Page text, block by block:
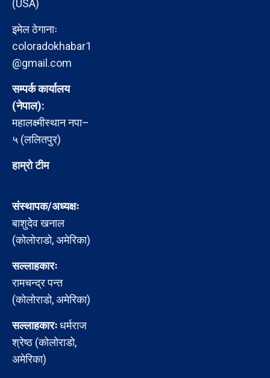
(USA)
इमेल ठेगानाः
coloradokhabar1
@gmail.com
सम्पर्क कार्यालय
(नेपाल):
महालक्ष्मीस्थान नपा–
५ (ललितपुर)
हाम्रो टीम
संस्थापक/अध्यक्षः
बाशुदेव खनाल
(कोलोराडो, अमेरिका)
सल्लाहकारः
रामचन्द्र पन्त
(कोलोराडो, अमेरिका)
सल्लाहकारःधर्मराज
श्रेष्ठ (कोलोराडो,
अमेरिका)